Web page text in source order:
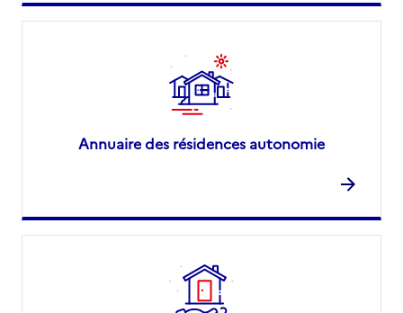
Annuaire des résidences autonomie